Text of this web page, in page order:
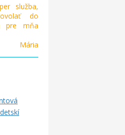
služba,
do
pre mňa
Mária